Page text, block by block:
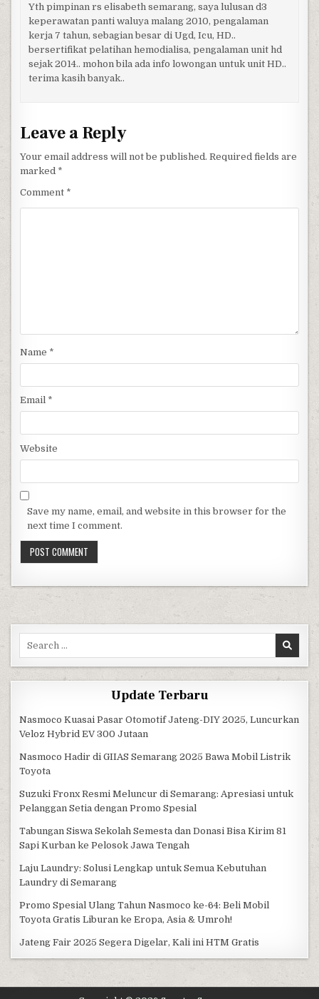
Yth pimpinan rs elisabeth semarang, saya lulusan d3
keperawatan panti waluya malang 2010, pengalaman
kerja 7 tahun, sebagian besar di Ugd, Icu, HD..
bersertifikat pelatihan hemodialisa, pengalaman unit hd
sejak 2014.. mohon bila ada info lowongan untuk unit HD..
terima kasih banyak..
Leave a Reply
Your email address will not be published. Required fields are
marked *
Comment *
Name *
Email *
Website
Save my name, email, and website in this browser for the
next time I comment.
Update Terbaru
Nasmoco Kuasai Pasar Otomotif Jateng-DIY 2025, Luncurkan
Veloz Hybrid EV 300 Jutaan
Nasmoco Hadir di GIIAS Semarang 2025 Bawa Mobil Listrik
Toyota
Suzuki Fronx Resmi Meluncur di Semarang: Apresiasi untuk
Pelanggan Setia dengan Promo Spesial
Tabungan Siswa Sekolah Semesta dan Donasi Bisa Kirim 81
Sapi Kurban ke Pelosok Jawa Tengah
Laju Laundry: Solusi Lengkap untuk Semua Kebutuhan
Laundry di Semarang
Promo Spesial Ulang Tahun Nasmoco ke-64: Beli Mobil
Toyota Gratis Liburan ke Eropa, Asia & Umroh!
Jateng Fair 2025 Segera Digelar, Kali ini HTM Gratis